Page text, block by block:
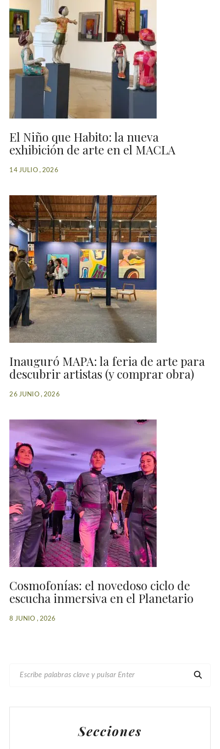
El Niño que Habito: la nueva
exhibición de arte en el MACLA
14 JULIO , 2026
Inauguró MAPA: la feria de arte para
descubrir artistas (y comprar obra)
26 JUNIO , 2026
Cosmofonías: el novedoso ciclo de
escucha inmersiva en el Planetario
8 JUNIO , 2026
C
Secciones